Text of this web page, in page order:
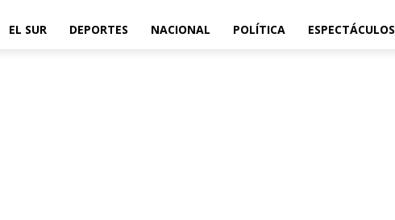
EL SUR DEPORTES NACIONAL POLÍTICA ESPECTÁCULOS